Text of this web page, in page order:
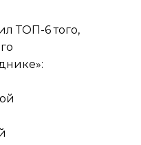
ТОП-6 того,